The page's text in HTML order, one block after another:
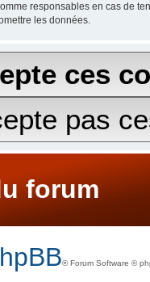
responsables en cas de
les données.
forum
® Forum Software ©